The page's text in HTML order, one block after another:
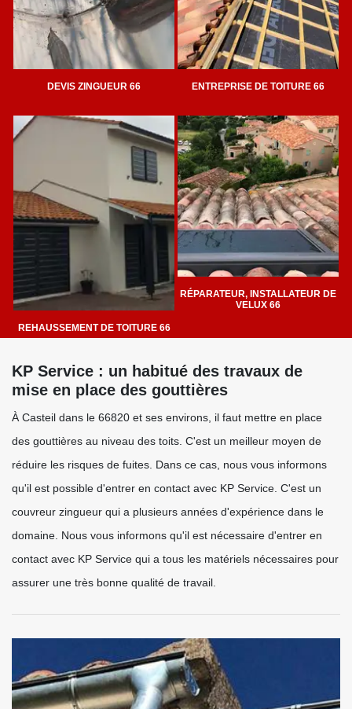
DEVIS ZINGUEUR 66 ENTREPRISE DE TOITURE 66
REHAUSSEMENT DE TOITURE 66
RÉPARATEUR, INSTALLATEUR DE
VELUX 66
KP Service : un habitué des travaux de
mise en place des gouttières
À Casteil dans le 66820 et ses environs, il faut mettre en place
des gouttières au niveau des toits. C'est un meilleur moyen de
réduire les risques de fuites. Dans ce cas, nous vous informons
qu'il est possible d'entrer en contact avec KP Service. C'est un
couvreur zingueur qui a plusieurs années d'expérience dans le
domaine. Nous vous informons qu'il est nécessaire d'entrer en
contact avec KP Service qui a tous les matériels nécessaires pour
assurer une très bonne qualité de travail.